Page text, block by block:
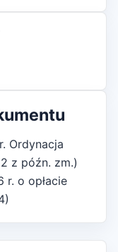
Ordynacja
z późn. zm.)
r. o opłacie